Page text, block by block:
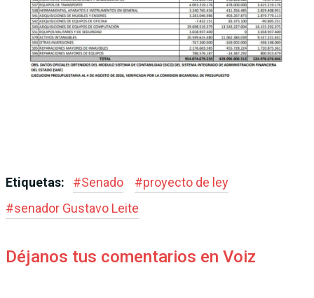
Etiquetas: #Senado #proyecto de ley
#senador Gustavo Leite
Déjanos tus comentarios en Voiz